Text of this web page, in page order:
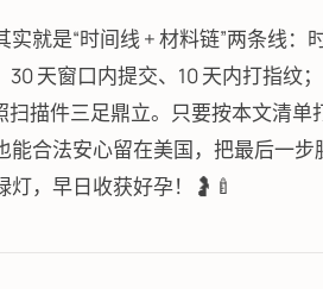
就是“时间线 + 材料链”两条线：
30 天窗口内提交、10 天内打指纹
扫描件三足鼎立。只要按本文清单
能合法安心留在美国，把最后一步
，早日收获好孕！🤰🍼